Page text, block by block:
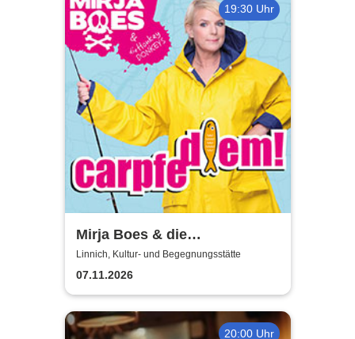
19:30 Uhr
Mirja Boes & die
HonkeyDonkeys - carpfe
diem!
Linnich, Kultur- und Begegnungsstätte
07.11.2026
20:00 Uhr